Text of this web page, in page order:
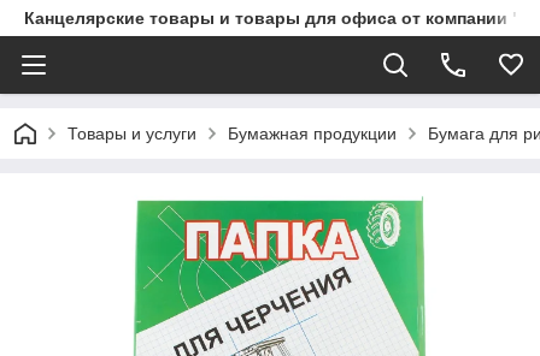
Канцелярские товары и товары для офиса от компании
Товары и услуги Бумажная продукции Бумага для